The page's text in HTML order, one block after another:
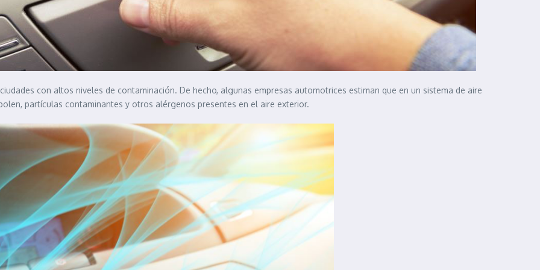
con altos niveles de contaminación. De hecho, algunas empresas automotrices estiman que en un sistema de aire
partículas contaminantes y otros alérgenos presentes en el aire exterior.